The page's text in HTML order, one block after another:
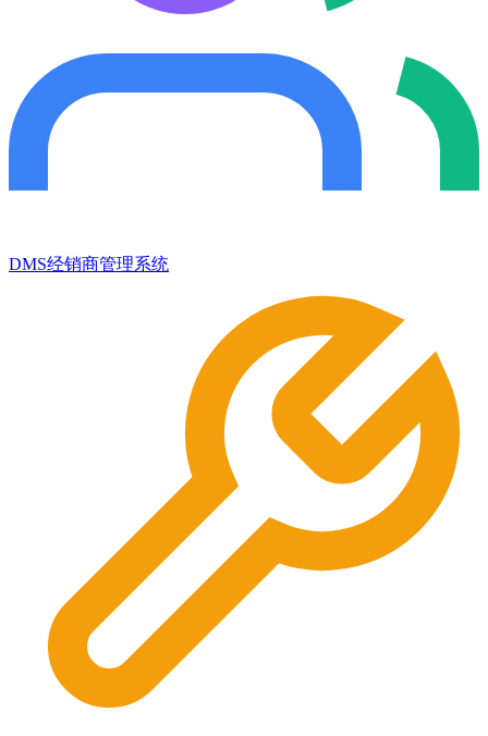
DMS经销商管理系统